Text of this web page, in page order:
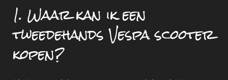
1. Waar kan ik een
tweedehands Vespa scooter
kopen?